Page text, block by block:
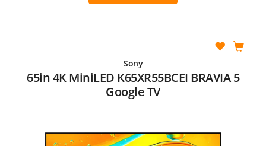
Sony
65in 4K MiniLED K65XR55BCEI BRAVIA 5
Google TV